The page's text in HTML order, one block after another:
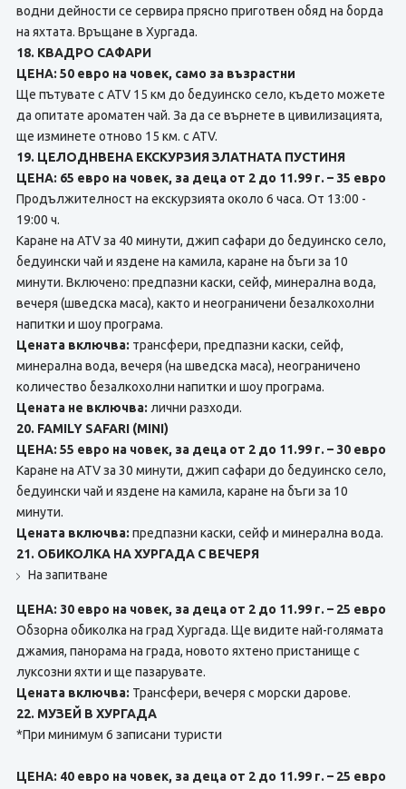
водни дейности се сервира прясно приготвен обяд на борда
на яхтата. Връщане в Хургада.
18. КВАДРО САФАРИ
ЦЕНА: 50 евро на човек, само за възрастни
Ще пътувате с ATV 15 км до бедуинско село, където можете
да опитате ароматен чай. За да се върнете в цивилизацията,
ще изминете отново 15 км. с ATV.
19. ЦЕЛОДНВЕНА ЕКСКУРЗИЯ ЗЛАТНАТА ПУСТИНЯ
ЦЕНА: 65 евро на човек, за деца от 2 до 11.99 г. – 35 евро
Продължителност на екскурзията около 6 часа. От 13:00 -
19:00 ч.
Каране на ATV за 40 минути, джип сафари до бедуинско село,
бедуински чай и яздене на камила, каране на бъги за 10
минути. Включено: предпазни каски, сейф, минерална вода,
вечеря (шведска маса), както и неограничени безалкохолни
напитки и шоу програма.
Цената включва: трансфери, предпазни каски, сейф,
минерална вода, вечеря (на шведска маса), неограничено
количество безалкохолни напитки и шоу програма.
Цената не включва: лични разходи.
20. FAMILY SAFARI (MINI)
ЦЕНА: 55 евро на човек, за деца от 2 до 11.99 г. – 30 евро
Каране на ATV за 30 минути, джип сафари до бедуинско село,
бедуински чай и яздене на камила, каране на бъги за 10
минути.
Цената включва: предпазни каски, сейф и минерална вода.
21. ОБИКОЛКА НА ХУРГАДА С ВЕЧЕРЯ
На запитване
ЦЕНА: 30 евро на човек, за деца от 2 до 11.99 г. – 25 евро
Обзорна обиколка на град Хургада. Ще видите най-голямата
джамия, панорама на града, новото яхтено пристанище с
луксозни яхти и ще пазарувате.
Цената включва: Трансфери, вечеря с морски дарове.
22. МУЗЕЙ В ХУРГАДА
*При минимум 6 записани туристи
ЦЕНА: 40 евро на човек, за деца от 2 до 11.99 г. – 25 евро